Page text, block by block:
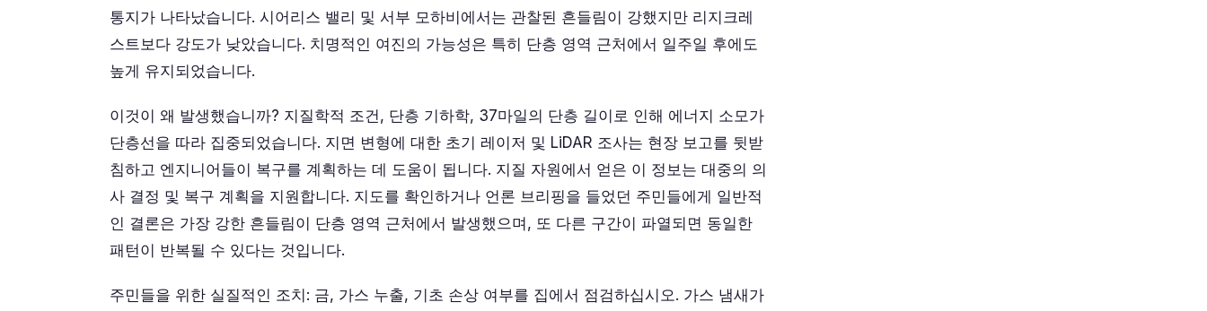
통지가 나타났습니다. 시어리스 밸리 및 서부 모하비에서는 관찰된 흔들림이 강했지만 리지크레
스트보다 강도가 낮았습니다. 치명적인 여진의 가능성은 특히 단층 영역 근처에서 일주일 후에도
높게 유지되었습니다.
이것이 왜 발생했습니까? 지질학적 조건, 단층 기하학, 37마일의 단층 길이로 인해 에너지 소모가
단층선을 따라 집중되었습니다. 지면 변형에 대한 초기 레이저 및 LiDAR 조사는 현장 보고를 뒷받
침하고 엔지니어들이 복구를 계획하는 데 도움이 됩니다. 지질 자원에서 얻은 이 정보는 대중의 의
사 결정 및 복구 계획을 지원합니다. 지도를 확인하거나 언론 브리핑을 들었던 주민들에게 일반적
인 결론은 가장 강한 흔들림이 단층 영역 근처에서 발생했으며, 또 다른 구간이 파열되면 동일한
패턴이 반복될 수 있다는 것입니다.
주민들을 위한 실질적인 조치: 금, 가스 누출, 기초 손상 여부를 집에서 점검하십시오. 가스 냄새가